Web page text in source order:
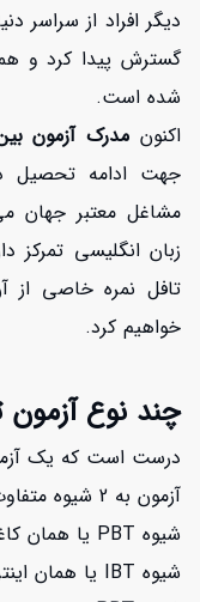
دیگر افراد از سراسر
گسترش پیدا کرد و
شده است.
اکنون مدرک آزمون
جهت ادامه تحصیل
مشاغل معتبر جهان
زبان انگلیسی تمرکز
تافل نمره خاصی از
خواهیم کرد.
چند نوع آزمون
درست است که یک
آزمون به 2 شیوه متفاوت برگزار می‌شود.
شیوه PBT یا همان کاغذی (Paper basic test)
شیوه IBT یا همان اینترنتی(Internet basic test)